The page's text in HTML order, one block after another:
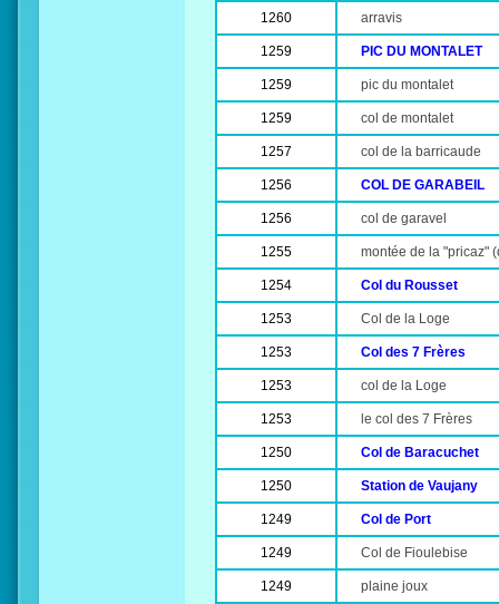
1260 arravis
1259 PIC DU MONTALET
1259 pic du montalet
1259 col de montalet
1257 col de la barricaude
1256 COL DE GARABEIL
1256 col de garavel
1255 montée de la "pricaz"
1254 Col du Rousset
1253 Col de la Loge
1253 Col des 7 Frères
1253 col de la Loge
1253 le col des 7 Frères
1250 Col de Baracuchet
1250 Station de Vaujany
1249 Col de Port
1249 Col de Fioulebise
1249 plaine joux